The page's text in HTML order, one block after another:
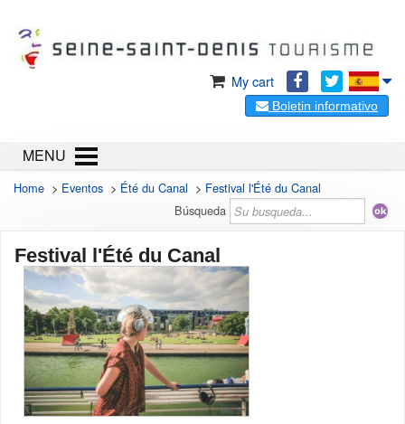
My cart
Boletin informativo
MENU
Home > Eventos > Été du Canal > Festival l'Été du Canal
Búsqueda
Festival l'Été du Canal